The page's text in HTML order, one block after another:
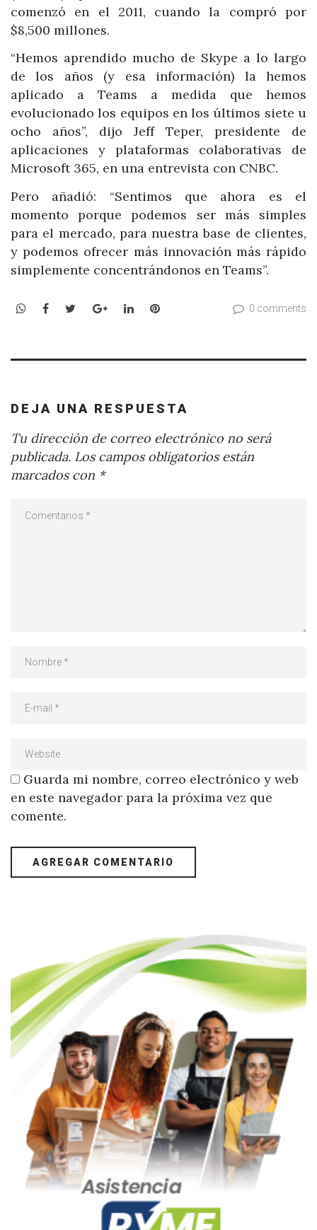
comenzó en el 2011, cuando la compró por
$8,500 millones.
“Hemos aprendido mucho de Skype a lo largo
de los años (y esa información) la hemos
aplicado a Teams a medida que hemos
evolucionado los equipos en los últimos siete u
ocho años”, dijo Jeff Teper, presidente de
aplicaciones y plataformas colaborativas de
Microsoft 365, en una entrevista con CNBC.
Pero añadió: “Sentimos que ahora es el
momento porque podemos ser más simples
para el mercado, para nuestra base de clientes,
y podemos ofrecer más innovación más rápido
simplemente concentrándonos en Teams”.
WhatsApp
Facebook
TwitterGoogle+LinkedInPinterest 0 comments
DEJA UNA RESPUESTA
Tu dirección de correo electrónico no será
publicada. Los campos obligatorios están
marcados con *
Guarda mi nombre, correo electrónico y web
en este navegador para la próxima vez que
comente.